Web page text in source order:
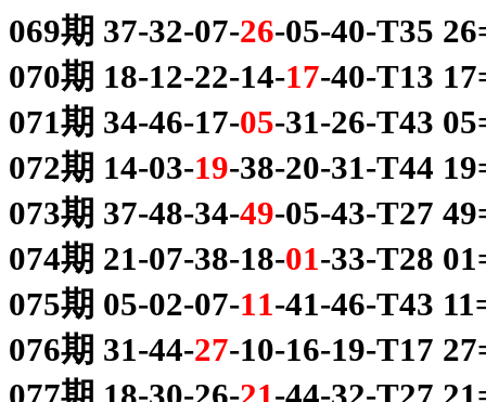
069期 37-32-07-26-05-40-T35
070期 18-12-22-14-17-40-T13
071期 34-46-17-05-31-26-T43
072期 14-03-19-38-20-31-T44
073期 37-48-34-49-05-43-T27
074期 21-07-38-18-01-33-T28
075期 05-02-07-11-41-46-T43
076期 31-44-27-10-16-19-T17